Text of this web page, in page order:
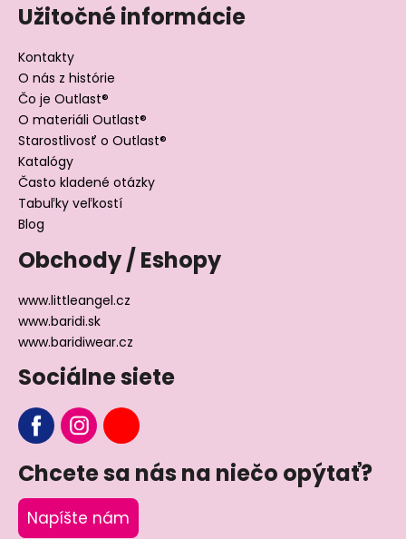
Užitočné informácie
Kontakty
O nás z histórie
Čo je Outlast®
O materiáli Outlast®
Starostlivosť o Outlast®
Katalógy
Často kladené otázky
Tabuľky veľkostí
Blog
Obchody / Eshopy
www.littleangel.cz
www.baridi.sk
www.baridiwear.cz
Sociálne siete
Chcete sa nás na niečo opýtať?
Napíšte nám